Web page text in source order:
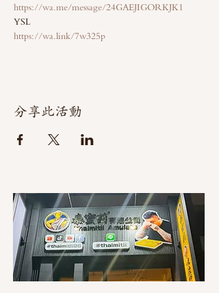
https://wa.me/message/24GAEJIGORKJK1
YSL
https://wa.link/7w325p
分享此活動